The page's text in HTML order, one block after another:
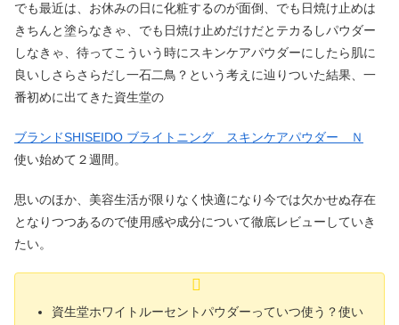
でも最近は、お休みの日に化粧するのが面倒、でも日焼け止めは
きちんと塗らなきゃ、でも日焼け止めだけだとテカるしパウダー
しなきゃ、待ってこういう時にスキンケアパウダーにしたら肌に
良いしさらさらだし一石二鳥？という考えに辿りついた結果、一
番初めに出てきた資生堂の
ブランドSHISEIDO ブライトニング スキンケアパウダー Ｎ
使い始めて２週間。
思いのほか、美容生活が限りなく快適になり今では欠かせぬ存在
となりつつあるので使用感や成分について徹底レビューしていき
たい。
資生堂ホワイトルーセントパウダーっていつ使う？使い